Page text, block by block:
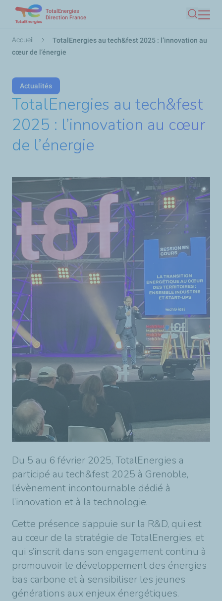
contenu
TotalEnergies
Direction France
Fil
d'Ariane
Accueil
TotalEnergies au tech&fest 2025 : l’innovation au
cœur de l’énergie
Actualités
TotalEnergies au tech&fest
2025 : l’innovation au cœur
de l’énergie
Du 5 au 6 février 2025, TotalEnergies a
participé au tech&fest 2025 à Grenoble,
l’évènement incontournable dédié à
l’innovation et à la technologie.
Cette présence s’appuie sur la R&D, qui est
au cœur de la stratégie de TotalEnergies, et
qui s’inscrit dans son engagement continu à
promouvoir le développement des énergies
bas carbone et à sensibiliser les jeunes
générations aux enjeux énergétiques.